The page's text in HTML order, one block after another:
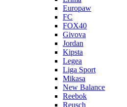
Europaw
FC
FOX40
Givova
Jordan
Kipsta
Legea
Liga Sport
Mikasa
New Balance
Reebok
Reusch